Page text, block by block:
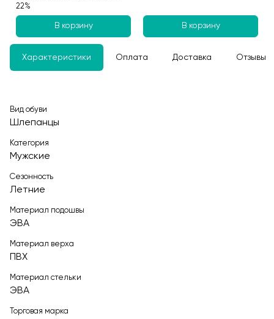
22%
В корзину В корзину
Характеристики Оплата Доставка Отзывы
Вид обуви
Шлепанцы
Категория
Мужские
Сезонность
Летние
Материал подошвы
ЭВА
Материал верха
ПВХ
Материал стельки
ЭВА
Торговая марка